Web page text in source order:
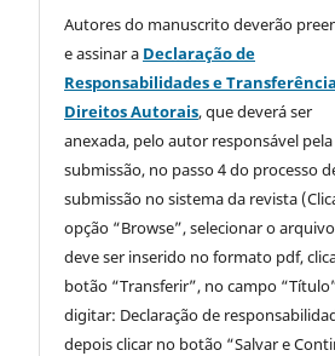
Autores do manuscrito deverão
e assinar a Declaração de
Responsabilidades e
Direitos Autorais, que deverá ser
anexada, pelo autor responsável pela
submissão, no passo 4 do processo
submissão no sistema da revista
opção “Browse”, selecionar o
deve ser inserido no formato pdf,
botão “Transferir”, no campo
digitar: Declaração de
depois clicar no botão “Salvar e